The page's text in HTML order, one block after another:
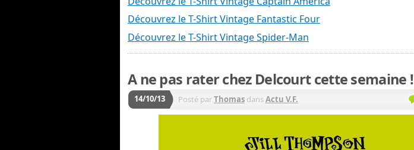
Découvrez le T-Shirt Vintage Fantastic Four
Découvrez le T-Shirt Vintage Spider-Man
A ne pas rater chez Delcourt cette semaine !
14/10/13 Posté parThomas dansActu V.F.